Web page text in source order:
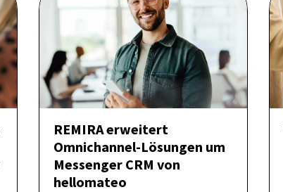
REMIRA erweitert
Omnichannel-Lösungen um
Messenger CRM von
hellomateo